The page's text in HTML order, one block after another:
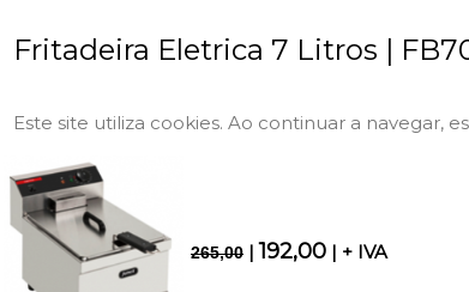
Fritadeira Eletrica 7 Litros |
Este site utiliza cookies. Ao continuar a navegar,
265,00 |192,00 | + IVA